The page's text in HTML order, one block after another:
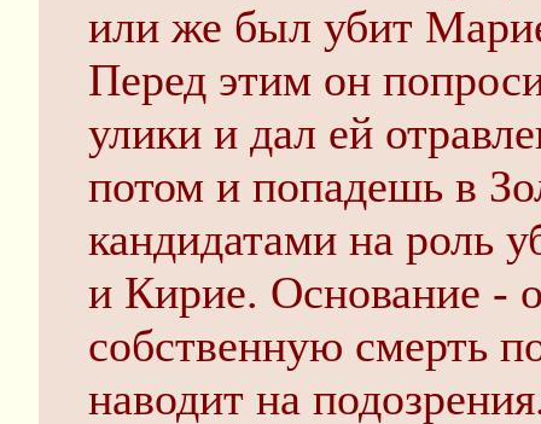
или же был убит
Перед этим он
улики и дал ей
потом и попадешь в
кандидатами на роль
и Кирие. Основание -
собственную смерть
наводит на